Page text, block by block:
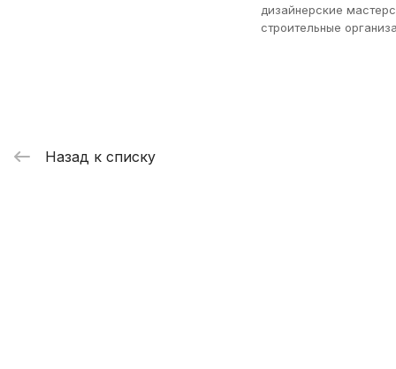
дизайнерские
строительные
Назад к списку